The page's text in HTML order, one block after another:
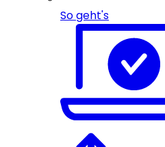
So geht's